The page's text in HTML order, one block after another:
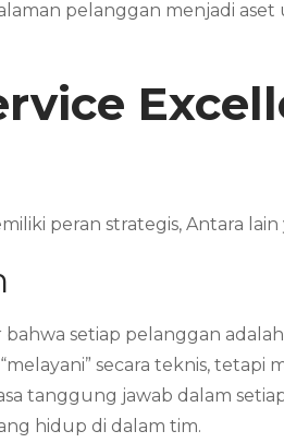
pelanggan menjadi
peran strategis, Antara lain
setiap pelanggan
secara teknis,
tanggung jawab dalam
hidup di dalam tim.